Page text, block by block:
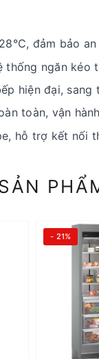
đảm bảo
ngăn kéo
hiện đại, sang
toàn, vận
hỗ trợ kết nối
- 21%